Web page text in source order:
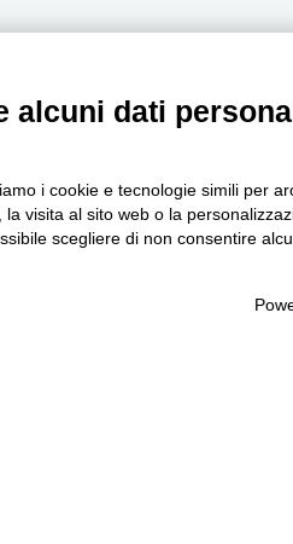
Guarda i nostri video, storie e
alcuni dati
i cookie e tecnologie simili per
visita al sito web o la
scegliere di non consentire